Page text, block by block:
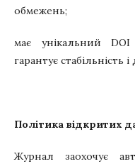
обмежень;
має унікальний
гарантує стабільність
Політика відкритих
Журнал заохочує